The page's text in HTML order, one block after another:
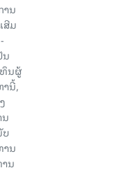
ານ
ສີມ
ນ
ທຶນຜູ້
ນີ້,
ານ
ນ